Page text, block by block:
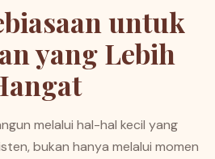
untuk
yang Lebih
melalui hal-hal kecil yang
bukan hanya melalui momen